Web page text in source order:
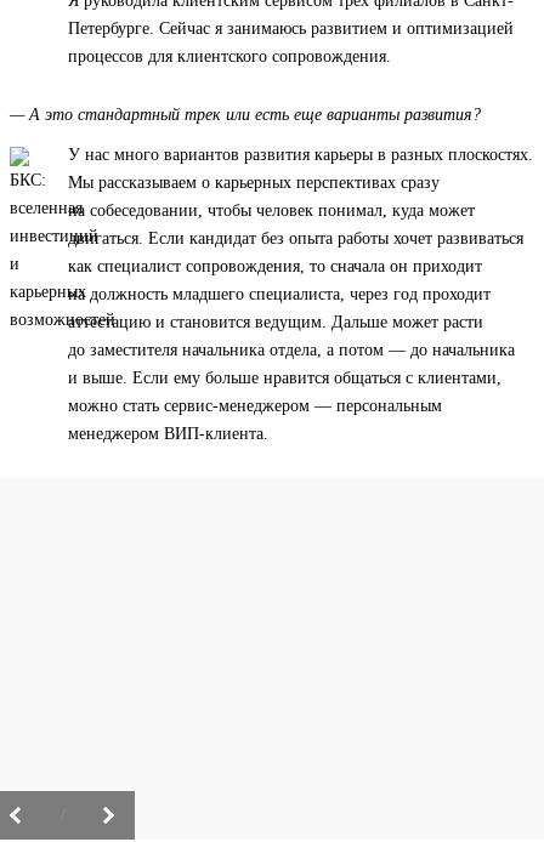
Петербурге. Сейчас я занимаюсь развитием и оптимизацией
процессов для клиентского сопровождения.
— А это стандартный трек или есть еще варианты развития?
У нас много вариантов развития карьеры в разных плоскостях.
Мы рассказываем о карьерных перспективах сразу
на собеседовании, чтобы человек понимал, куда может
двигаться. Если кандидат без опыта работы хочет развиваться
как специалист сопровождения, то сначала он приходит
на должность младшего специалиста, через год проходит
аттестацию и становится ведущим. Дальше может расти
до заместителя начальника отдела, а потом — до начальника
и выше. Если ему больше нравится общаться с клиентами,
можно стать сервис-менеджером — персональным
менеджером ВИП-клиента.